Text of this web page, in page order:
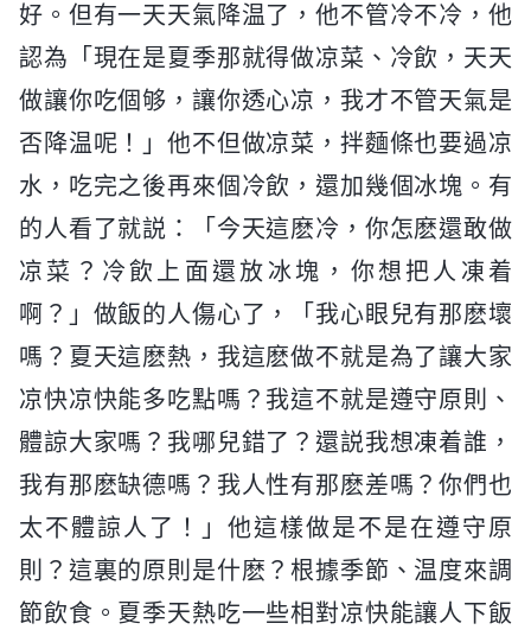
好。但有一天天氣降温了，他不管冷不冷，他
認為「現在是夏季那就得做凉菜、冷飲，天天
做讓你吃個够，讓你透心凉，我才不管天氣是
否降温呢！」他不但做凉菜，拌麵條也要過凉
水，吃完之後再來個冷飲，還加幾個冰塊。有
的人看了就説：「今天這麽冷，你怎麽還敢做
凉菜？冷飲上面還放冰塊，你想把人凍着
啊？」做飯的人傷心了，「我心眼兒有那麽壞
嗎？夏天這麽熱，我這麽做不就是為了讓大家
凉快凉快能多吃點嗎？我這不就是遵守原則、
體諒大家嗎？我哪兒錯了？還説我想凍着誰，
我有那麽缺德嗎？我人性有那麽差嗎？你們也
太不體諒人了！」他這樣做是不是在遵守原
則？這裏的原則是什麽？根據季節、温度來調
節飲食。夏季天熱吃一些相對凉快能讓人下飯